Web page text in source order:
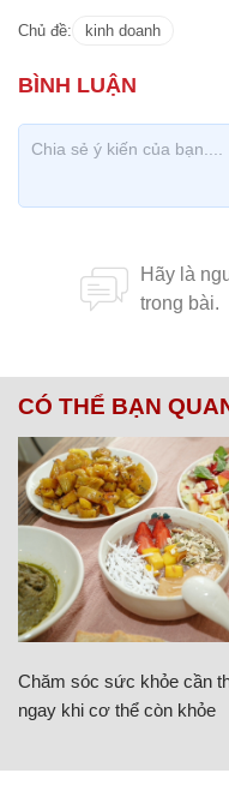
Chủ đề: kinh doanh
CÓ THỂ BẠN
Chăm sóc sức khỏe cần
ngay khi cơ thể còn khỏe